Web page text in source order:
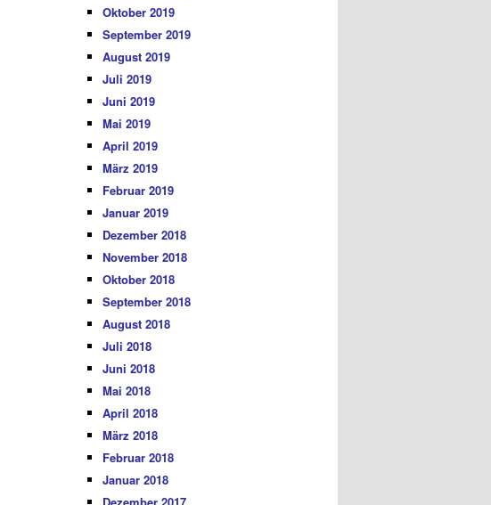
Oktober 2019
September 2019
August 2019
Juli 2019
Juni 2019
Mai 2019
April 2019
März 2019
Februar 2019
Januar 2019
Dezember 2018
November 2018
Oktober 2018
September 2018
August 2018
Juli 2018
Juni 2018
Mai 2018
April 2018
März 2018
Februar 2018
Januar 2018